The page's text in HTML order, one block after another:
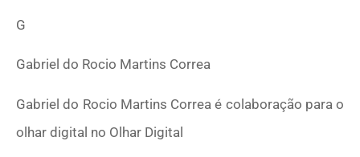
G
Gabriel do Rocio Martins Correa
Gabriel do Rocio Martins Correa é colaboração para o
olhar digital no Olhar Digital